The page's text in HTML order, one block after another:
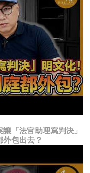
「法官助理寫判決」
外包出去？